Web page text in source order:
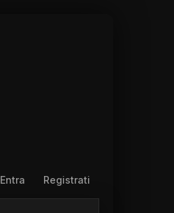
Entra Registrati